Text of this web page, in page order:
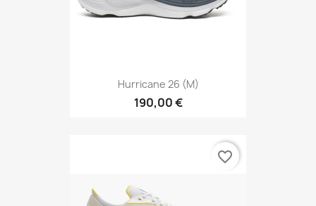
Hurricane 26 (M)
190,00 €
favorite_border